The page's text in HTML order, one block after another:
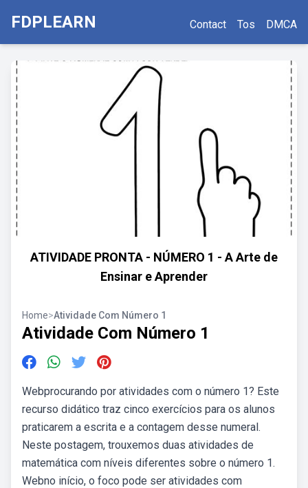
FDPLEARN Contact Tos DMCA
ATIVIDADE PRONTA - NÚMERO 1 - A Arte de
Ensinar e Aprender
Home>Atividade Com Número 1
Atividade Com Número 1
Webprocurando por atividades com o número 1? Este
recurso didático traz cinco exercícios para os alunos
praticarem a escrita e a contagem desse numeral.
Neste postagem, trouxemos duas atividades de
matemática com níveis diferentes sobre o número 1.
Webno início, o foco pode ser atividades com